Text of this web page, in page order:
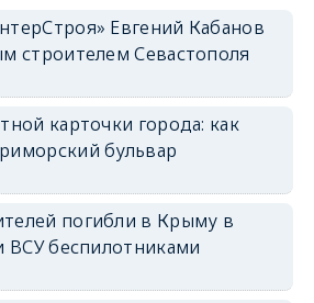
Евгений Кабанов
строителем Севастополя
карточки города: как
бульвар
погибли в Крыму в
ВСУ беспилотниками